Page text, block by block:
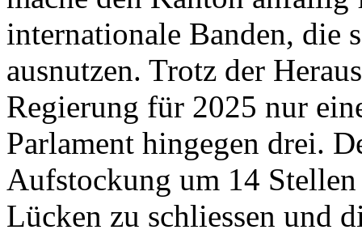
internationale Banden, die
ausnutzen. Trotz der
Regierung für 2025 nur
Parlament hingegen drei.
Aufstockung um 14
Lücken zu schliessen und